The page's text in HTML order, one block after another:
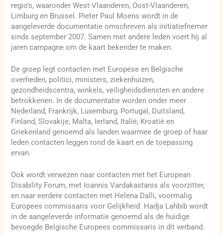
regio’s, waaronder West-Vlaanderen, Oost-Vlaanderen,
Limburg en Brussel. Pieter Paul Moens wordt in de
aangeleverde documentatie omschreven als initiatiefnemer
sinds september 2007. Samen met andere leden voert hij al
jaren campagne om de kaart bekender te maken.
De groep legt contacten met Europese en Belgische
overheden, politici, ministers, ziekenhuizen,
gezondheidscentra, winkels, veiligheidsdiensten en andere
betrokkenen. In de documentatie worden onder meer
Nederland, Frankrijk, Luxemburg, Portugal, Duitsland,
Finland, Slovakije, Malta, Ierland, Italië, Kroatië en
Griekenland genoemd als landen waarmee de groep of haar
leden contacten leggen rond de kaart en de toepassing
ervan.
Ook wordt verwezen naar contacten met het European
Disability Forum, met Ioannis Vardakastanis als voorzitter,
en naar eerdere contacten met Helena Dalli, voormalig
Europees commissaris voor Gelijkheid. Hadja Lahbib wordt
in de aangeleverde informatie genoemd als de huidige
bevoegde Belgische Europees commissaris in dit verband.